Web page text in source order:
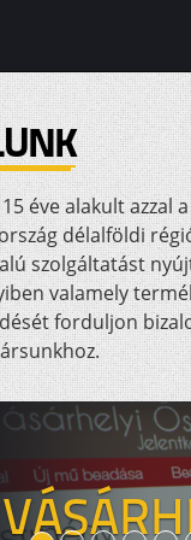
éve alakult azzal
délalföldi
szolgáltatást
valamely
forduljon